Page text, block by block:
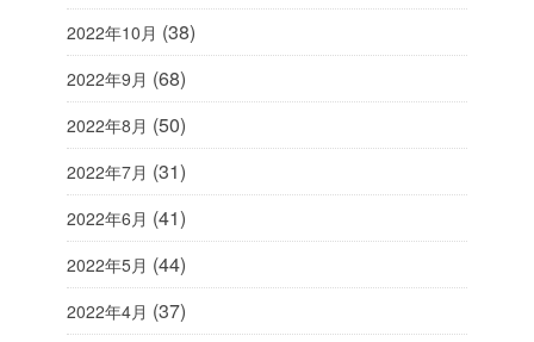
2022年10月 (38)
2022年9月 (68)
2022年8月 (50)
2022年7月 (31)
2022年6月 (41)
2022年5月 (44)
2022年4月 (37)